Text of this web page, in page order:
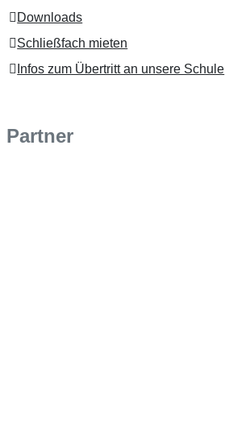
Downloads
Schließfach mieten
Infos zum Übertritt an unsere Schule
Partner